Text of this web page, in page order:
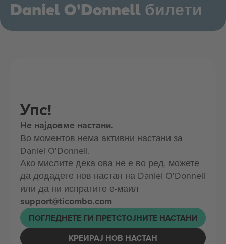
Daniel O'Donnell билети
Упс!
Не најдовме настани.
Во моментов нема активни настани за
Daniel O'Donnell.
Ако мислите дека ова не е во ред, можете
да додадете нов настан на Daniel O'Donnell
или да ни испратите е-маил
support@ticombo.com
ПОГЛЕДНЕТЕ ГИ ПРЕТСТОЈНИТЕ НАСТАНИ
КРЕИРАЈ НОВ НАСТАН